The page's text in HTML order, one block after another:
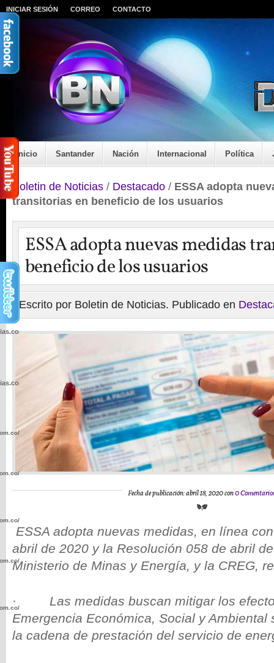
INICIAR SESIÓN CORREO CONTACTO
Inicio Santander Nación Internacional Política
Boletin de Noticias / Destacado / ESSA adopta
transitorias en beneficio de los usuarios
ESSA adopta nuevas medidas
beneficio de los usuarios
Escrito por Boletin de Noticias. Publicado en
Fecha de publicación: abril 18, 2020 con0
ESSA adopta nuevas medidas, en línea
abril de 2020 y la Resolución 058 de abril
Ministerio de Minas y Energía, y la CREG,
· Las medidas buscan mitigar los
Emergencia Económica, Social y Ambiental
la cadena de prestación del servicio de
wp-
wp-
wp-
wp-
wp-
wp-
wp-